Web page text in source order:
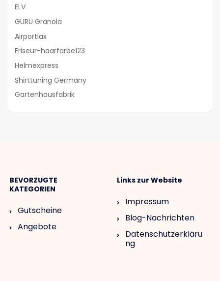
ELV
GURU Granola
Airportlax
Friseur-haarfarbe123
Helmexpress
Shirttuning Germany
Gartenhausfabrik
BEVORZUGTE
KATEGORIEN
Gutscheine
Angebote
Links zur Website
Impressum
Blog-Nachrichten
Datenschutzerkläru
ng